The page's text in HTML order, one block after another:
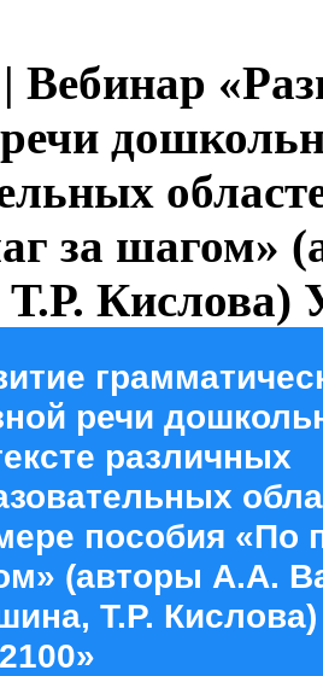
Вебинар
за шагом»
Кислова)
речи
различных
пособия «По
(авторы А.А.
Т.Р.